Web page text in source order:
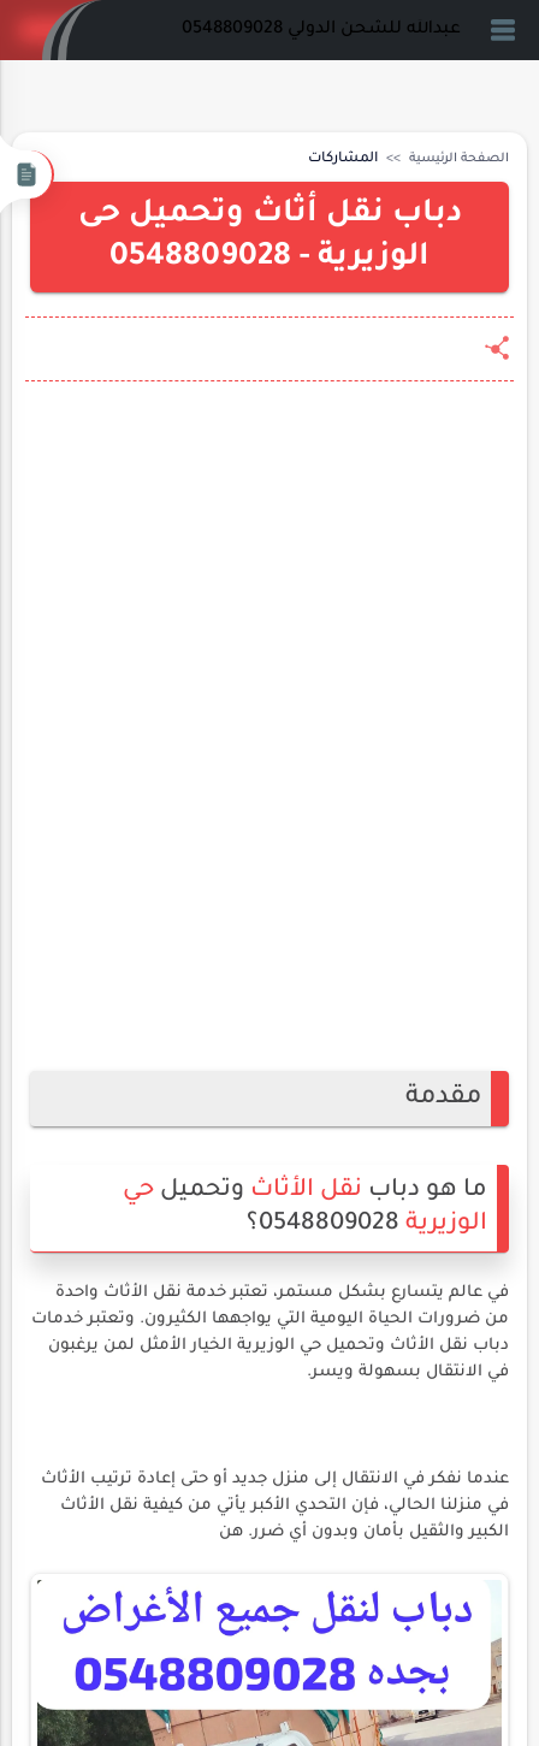
عبدالله للشحن الدولي 0548809028
الصفحة الرئيسية المشاركات
دباب نقل أثاث وتحميل حى
الوزيرية - 0548809028
مقدمة
ما هو دباب نقل الأثاث وتحميل حي
الوزيرية
في عالم يتسارع بشكل مستمر، تعتبر خدمة نقل الأثاث واحدة
من ضرورات الحياة اليومية التي يواجهها الكثيرون. وتعتبر خدمات
دباب نقل الأثاث وتحميل حي الوزيرية الخيار الأمثل لمن يرغبون
في الانتقال بسهولة ويسر.
عندما نفكر في الانتقال إلى منزل جديد أو حتى إعادة ترتيب الأثاث
في منزلنا الحالي، فإن التحدي الأكبر يأتي من كيفية نقل الأثاث
الكبير والثقيل بأمان وبدون أي ضرر. هن